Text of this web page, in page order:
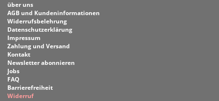
über uns
AGB und Kundeninformationen
Widerrufsbelehrung
Datenschutzerklärung
Impressum
Zahlung und Versand
Kontakt
Newsletter abonnieren
Jobs
FAQ
Barrierefreiheit
Widerruf